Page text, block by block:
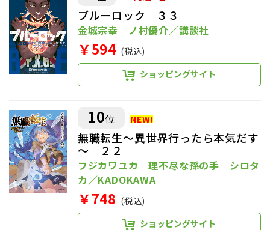
ブルーロック ３３
金城宗幸 ノ村優介／講談社
￥594 (税込)
ショッピングサイト
10位
無職転生～異世界行ったら本気だす
～ ２２
フジカワユカ 理不尽な孫の手 シロタ
カ／KADOKAWA
￥748 (税込)
ショッピングサイト